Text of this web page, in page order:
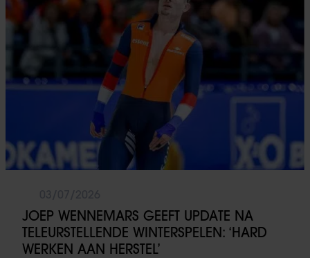
JOEP WENNEMARS GEEFT UPDATE NA
TELEURSTELLENDE WINTERSPELEN: ‘HARD
WERKEN AAN HERSTEL’